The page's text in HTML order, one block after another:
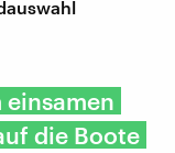
die Boote